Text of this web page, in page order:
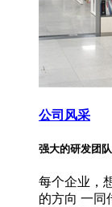
公司风采
强大的研发团队
每个企业，
的方向 一同